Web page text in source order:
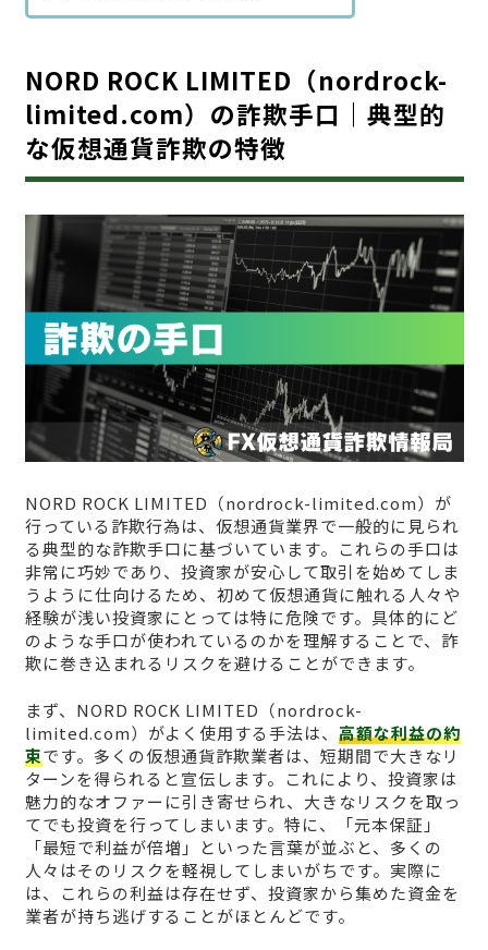
NORD ROCK LIMITED（nordrock-
limited.com）の詐欺手口｜典型的
な仮想通貨詐欺の特徴
NORD ROCK LIMITED（nordrock-limited.com）が
行っている詐欺行為は、仮想通貨業界で一般的に見られ
る典型的な詐欺手口に基づいています。これらの手口は
非常に巧妙であり、投資家が安心して取引を始めてしま
うように仕向けるため、初めて仮想通貨に触れる人々や
経験が浅い投資家にとっては特に危険です。具体的にど
のような手口が使われているのかを理解することで、詐
欺に巻き込まれるリスクを避けることができます。
まず、NORD ROCK LIMITED（nordrock-
limited.com）がよく使用する手法は、 高額な利益の約
束です。多くの仮想通貨詐欺業者は、短期間で大きなリ
ターンを得られると宣伝します。これにより、投資家は
魅力的なオファーに引き寄せられ、大きなリスクを取っ
てでも投資を行ってしまいます。特に、「元本保証」
「最短で利益が倍増」といった言葉が並ぶと、多くの
人々はそのリスクを軽視してしまいがちです。実際に
は、これらの利益は存在せず、投資家から集めた資金を
業者が持ち逃げすることがほとんどです。